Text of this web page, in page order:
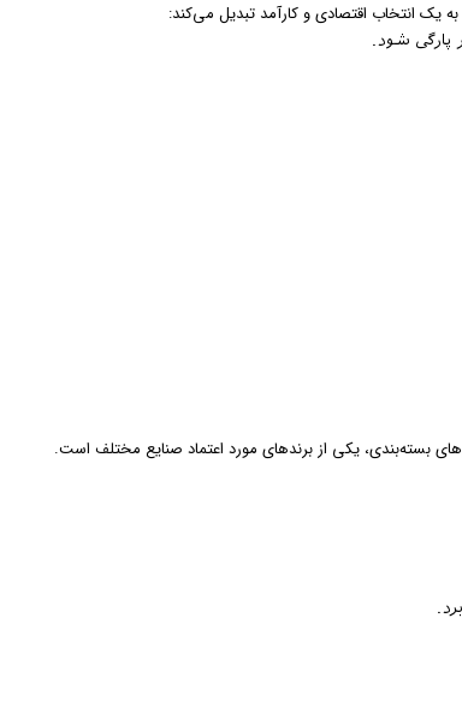
به یک انتخاب اقتصادیو کارآمد تبدیل می‌کند:
پارگی شود.
بسته‌بندی، یکی از برندهای مورد اعتماد صنایع مختلف است.